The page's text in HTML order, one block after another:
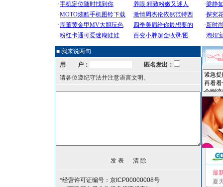
■ 我来说两句
用 户：
匿名发出：
请各位遵纪守法并注意语言文明。
*经营许可证编号：京ICP00000008号
最
夏